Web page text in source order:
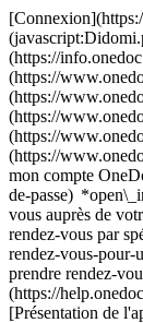
(https://
(https://
(https://
(https://
(https://
(https://
mon compte
de-passe)
vous auprès de
rendez-vous par
rendez-vous-
prendre rendez-
(https://
[Présentation de